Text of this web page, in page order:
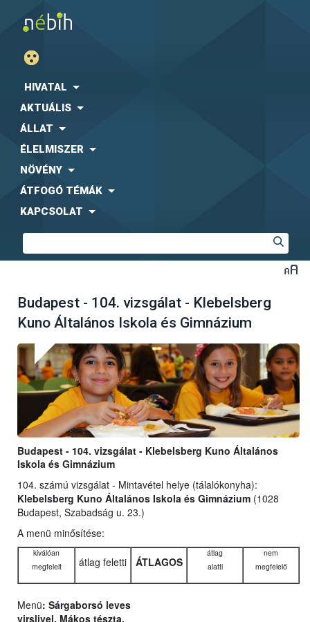
HIVATAL
AKTUÁLIS
ÁLLAT
ÉLELMISZER
NÖVÉNY
ÁTFOGÓ TÉMÁK
KAPCSOLAT
Budapest - 104. vizsgálat - Klebelsberg
Kuno Általános Iskola és Gimnázium
Budapest - 104. vizsgálat - Klebelsberg Kuno Általános
Iskola és Gimnázium
104. számú vizsgálat - Mintavétel helye (tálalókonyha):
Klebelsberg Kuno Általános Iskola és Gimnázium (1028
Budapest, Szabadság u. 23.)
A menü minősítése:
kiválóan
megfelelt
átlag feletti ÁTLAGOS
átlag
alatti
nem
megfelelő
Menü: Sárgaborsó leves
virslivel, Mákos tészta,